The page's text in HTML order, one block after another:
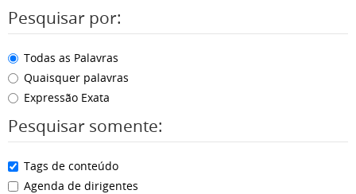
Pesquisar por:
Todas as Palavras
Quaisquer palavras
Expressão Exata
Pesquisar somente:
Tags de conteúdo
Agenda de dirigentes